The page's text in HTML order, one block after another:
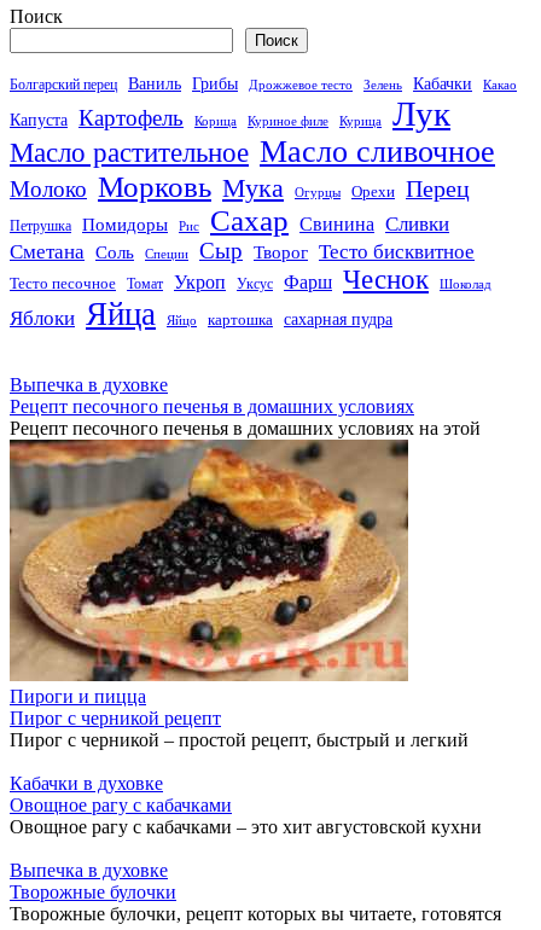
Поиск
Поиск
Болгарский перец Ваниль Грибы Дрожжевое тесто Зелень Кабачки Какао
Капуста Картофель Корица Куриное филе Курица Лук
Масло растительное Масло сливочное
Молоко Морковь Мука Огурцы Орехи Перец
Петрушка Помидоры Рис Сахар Свинина Сливки
Сметана
Соль Специи Сыр Творог Тесто бисквитное
Тесто песочное Томат Укроп Уксус Фарш Чеснок Шоколад
Яблоки Яйца Яйцо картошка сахарная пудра
Выпечка в духовке
Рецепт песочного печенья в домашних условиях
Рецепт песочного печенья в домашних условиях на этой
Пироги и пицца
Пирог с черникой рецепт
Пирог с черникой – простой рецепт, быстрый и легкий
Кабачки в духовке
Овощное рагу с кабачками
Овощное рагу с кабачками – это хит августовской кухни
Выпечка в духовке
Творожные булочки
Творожные булочки, рецепт которых вы читаете, готовятся